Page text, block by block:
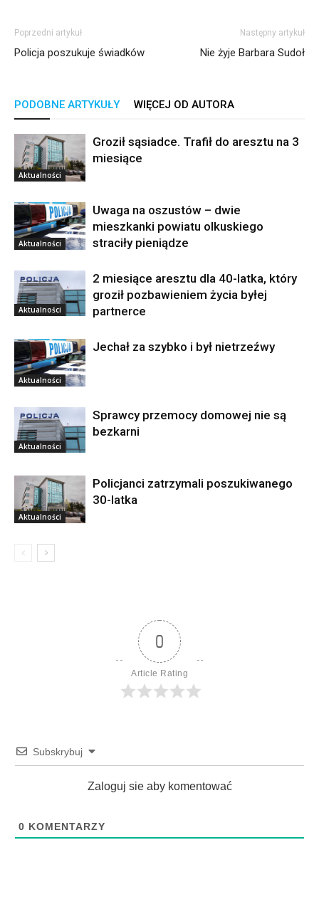
Poprzedni artykuł
Policja poszukuje świadków
Następny artykuł
Nie żyje Barbara Sudoł
PODOBNE ARTYKUŁY WIĘCEJ OD AUTORA
Aktualności
Groził sąsiadce. Trafił do aresztu na 3
miesiące
Aktualności
Uwaga na oszustów – dwie
mieszkanki powiatu olkuskiego
straciły pieniądze
Aktualności
2 miesiące aresztu dla 40-latka, który
groził pozbawieniem życia byłej
partnerce
Aktualności
Jechał za szybko i był nietrzeźwy
Aktualności
Sprawcy przemocy domowej nie są
bezkarni
Aktualności
Policjanci zatrzymali poszukiwanego
30-latka
0
Article Rating
Subskrybuj
Zaloguj sie aby komentować
0 KOMENTARZY